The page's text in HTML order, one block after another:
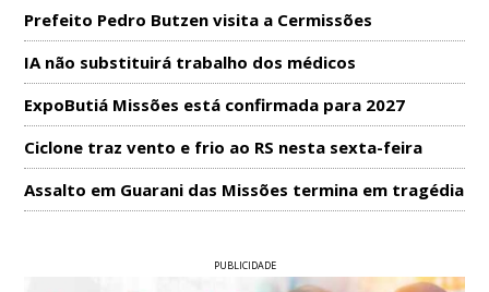
Prefeito Pedro Butzen visita a Cermissões
IA não substituirá trabalho dos médicos
ExpoButiá Missões está confirmada para 2027
Ciclone traz vento e frio ao RS nesta sexta-feira
Assalto em Guarani das Missões termina em tragédia
PUBLICIDADE